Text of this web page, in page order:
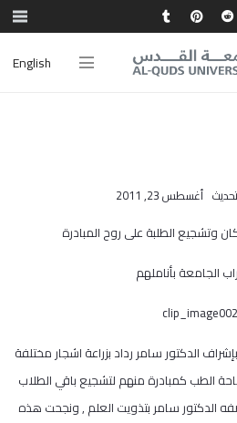
English
أغسطس 23, 2011
وتشجيع الطلبة على روح المبادرة
الجامعة بأناملهم
الدكتور سامر رداد بزراعة اشجار مختلفة
الطب كمبادرة منهم لتشجيع باقي الطلاب
الدكتور سامر بتذويت العلم , ونجحت هذه